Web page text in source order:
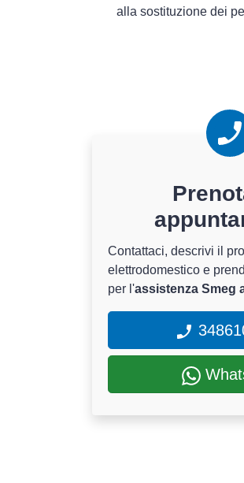
alla sostituzione dei
Contattaci, descrivi il
elettrodomestico e
per l'assistenza Smeg